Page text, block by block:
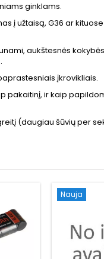
ginklams.
į užtaisą, G36 ar
aukštesnės
įkrovikliais.
pakaitinį, ir kaip
(daugiau šūvių per
Nauja